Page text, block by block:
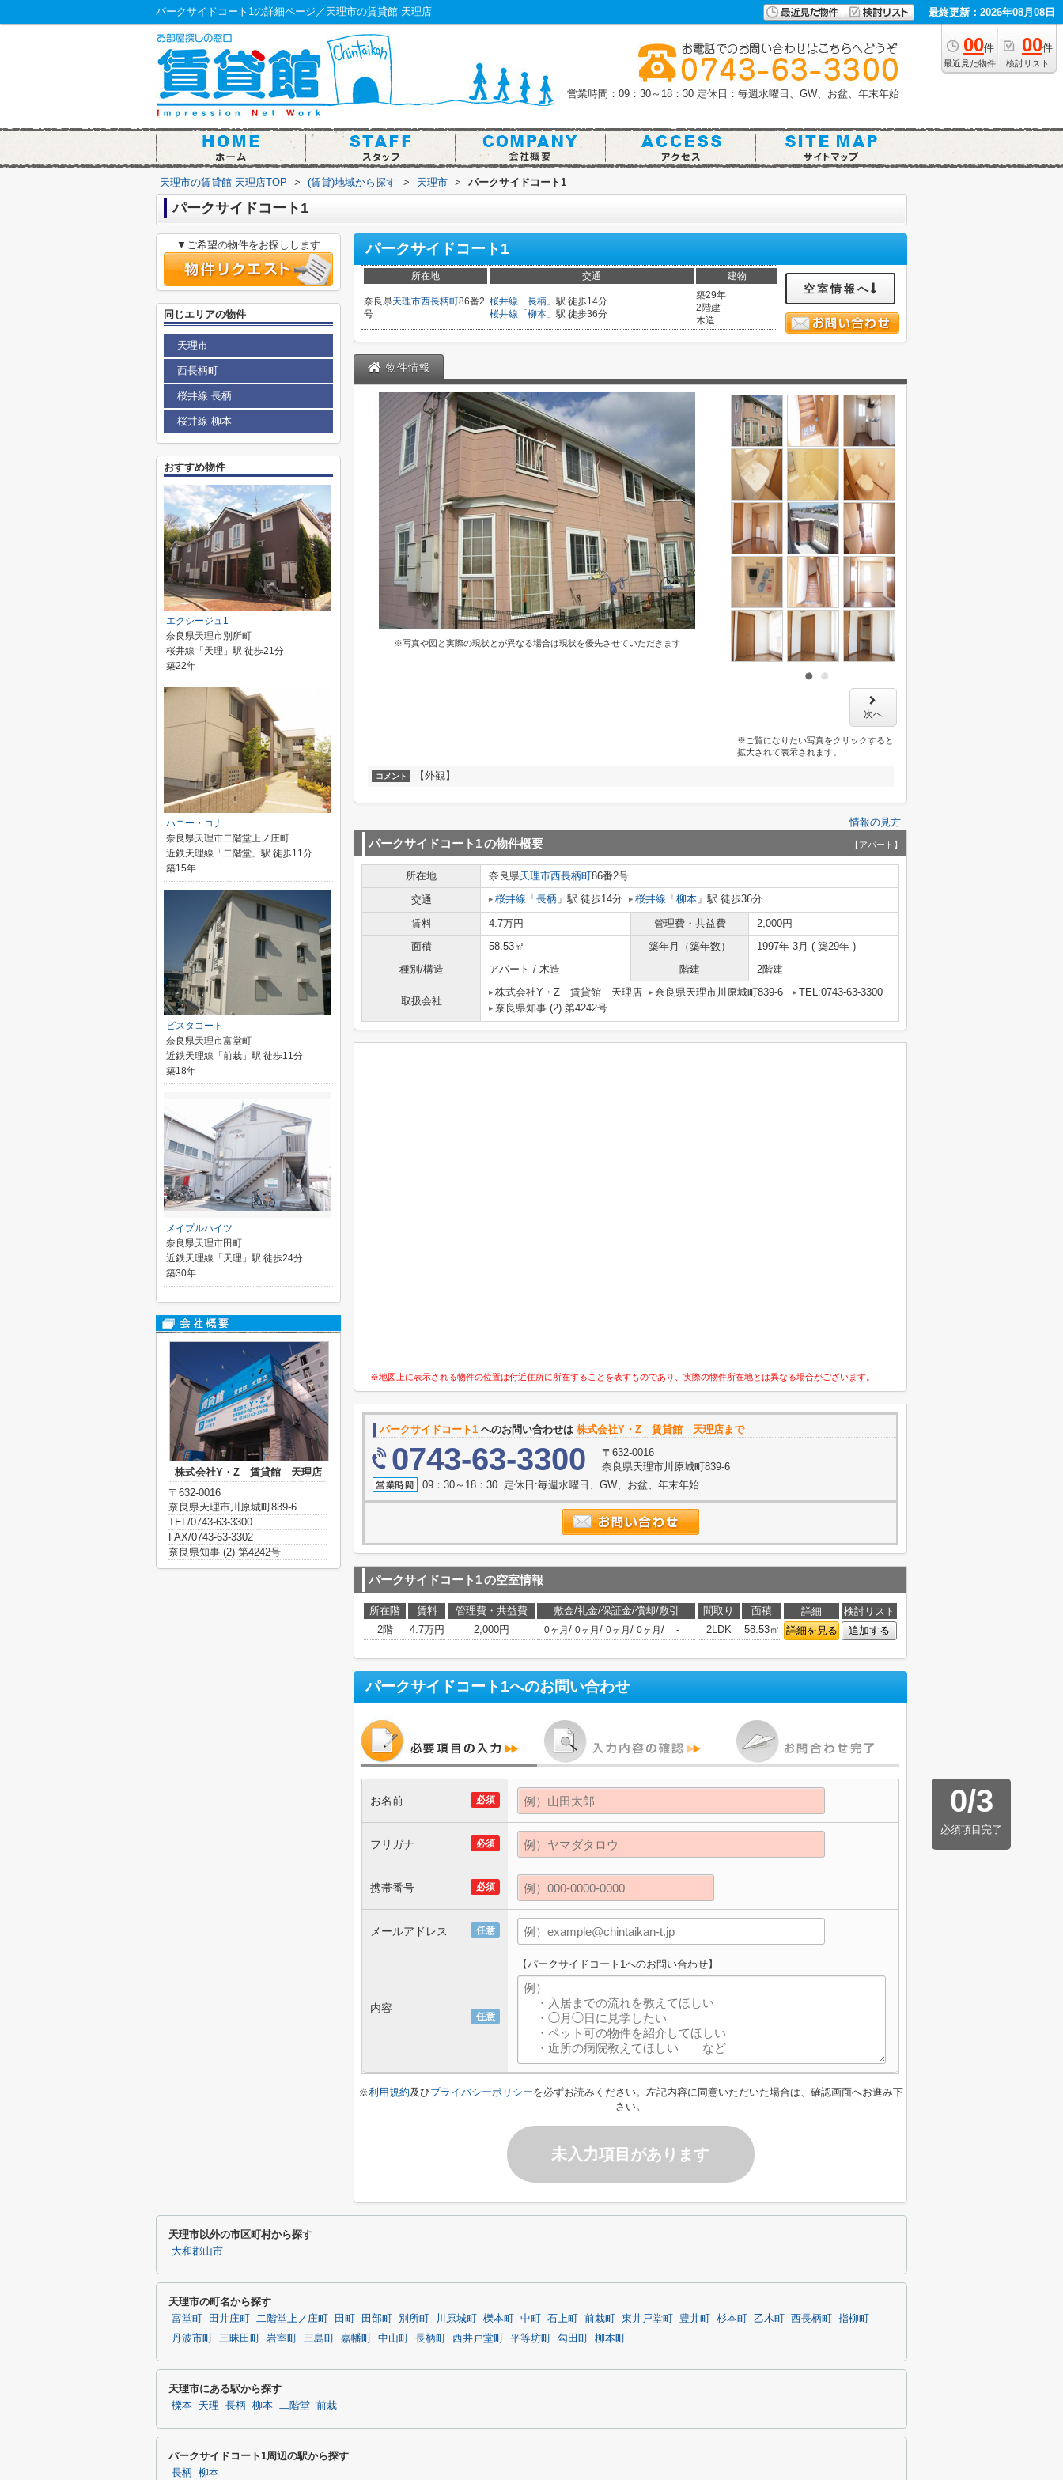
パークサイドコート1の詳細ページ／天理市の賃貸館 天理店 最終更新：2026年08月08日
00件
最近見た物件
00件
検討リスト
営業時間：09：30～18：30 定休日：毎週水曜日、GW、お盆、年末年始
天理市の賃貸館 天理店TOP > (賃貸)地域から探す > 天理市 > パークサイドコート1
パークサイドコート1
パークサイドコート1
所在地 交通 建物
奈良県天理市西長柄町86番2
号
桜井線 「 長柄 」駅 徒歩14分
桜井線 「 柳本 」駅 徒歩36分
築29年
2階建
木造
空室情報へ
物件情報
※写真や図と実際の現状とが異なる場合は現状を優先させていただきます
次へ
※ご覧になりたい写真をクリックすると
拡大されて表示されます。
コメント 【外観】
情報の見方
パークサイドコート1の物件概要 【アパート】
所在地 奈良県天理市西長柄町86番2号
交通
桜井線 「 長柄 」駅 徒歩14分 桜井線 「 柳本 」駅 徒歩36分
賃料 4.7万円 管理費・共益費
2,000円
面積
58.53㎡ 築年月（築年数）
1997年 3月 ( 築29年 )
種別/構造
アパート / 木造 階建 2階建
取扱会社
株式会社Y・Z 賃貸館 天理店 奈良県天理市川原城町839-6
TEL:0743-63-3300
奈良県知事 (2) 第4242号
※地図上に表示される物件の位置は付近住所に所在することを表すものであり、実際の物件所在地とは異なる場合がございます。
パークサイドコート1 へのお問い合わせは 株式会社Y・Z 賃貸館 天理店まで
0743-63-3300
〒632-0016
奈良県天理市川原城町839-6
09：30～18：30 定休日:毎週水曜日、GW、お盆、年末年始
パークサイドコート1の空室情報
所在階 賃料 管理費・共益費 敷金/礼金/保証金/償却/敷引 間取り 面積 詳細
検討リスト
2階
4.7万円 2,000円 0ヶ月 / 0ヶ月 / 0ヶ月 / 0ヶ月 / - 2LDK 58.53㎡ 詳細を見る 追加する
パークサイドコート1へのお問い合わせ
0/3
必須項目完了
必須
お名前
必須
フリガナ
必須
携帯番号
任意
メールアドレス
任意
内容
【パークサイドコート1へのお問い合わせ】
※利用規約及びプライバシーポリシーを必ずお読みください。左記内容に同意いただいた場合は、確認画面へお進み下
さい。
未入力項目があります
▼ご希望の物件をお探しします
同じエリアの物件
天理市
西長柄町
桜井線 長柄
桜井線 柳本
おすすめ物件
エクシージュ1
奈良県天理市別所町
桜井線「天理」駅 徒歩21分
築22年
ハニー・コナ
奈良県天理市二階堂上ノ庄町
近鉄天理線「二階堂」駅 徒歩11分
築15年
ビスタコート
奈良県天理市富堂町
近鉄天理線「前栽」駅 徒歩11分
築18年
メイプルハイツ
奈良県天理市田町
近鉄天理線「天理」駅 徒歩24分
築30年
株式会社Y・Z 賃貸館 天理店
〒632-0016
奈良県天理市川原城町839-6
TEL/0743-63-3300
FAX/0743-63-3302
奈良県知事 (2) 第4242号
天理市以外の市区町村から探す
大和郡山市
天理市の町名から探す
富堂町 田井庄町 二階堂上ノ庄町 田町 田部町 別所町 川原城町 櫟本町 中町 石上町 前栽町 東井戸堂町 豊井町 杉本町 乙木町 西長柄町
指柳町
丹波市町
三昧田町 岩室町 三島町 嘉幡町 中山町 長柄町 西井戸堂町 平等坊町 勾田町 柳本町
天理市にある駅から探す
櫟本 天理 長柄 柳本 二階堂 前栽
パークサイドコート1周辺の駅から探す
長柄 柳本